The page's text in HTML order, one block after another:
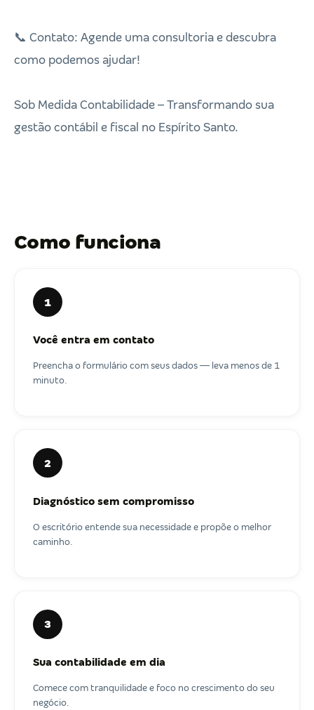
📞 Contato: Agende uma consultoria e descubra
como podemos ajudar!
Sob Medida Contabilidade – Transformando sua
gestão contábil e fiscal no Espírito Santo.
Como funciona
1
Você entra em contato
Preencha o formulário com seus dados — leva menos de 1
minuto.
2
Diagnóstico sem compromisso
O escritório entende sua necessidade e propõe o melhor
caminho.
3
Sua contabilidade em dia
Comece com tranquilidade e foco no crescimento do seu
negócio.